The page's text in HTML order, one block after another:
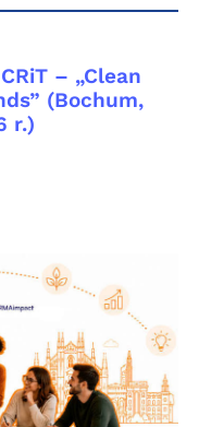
– „Clean
(Bochum,
r.)